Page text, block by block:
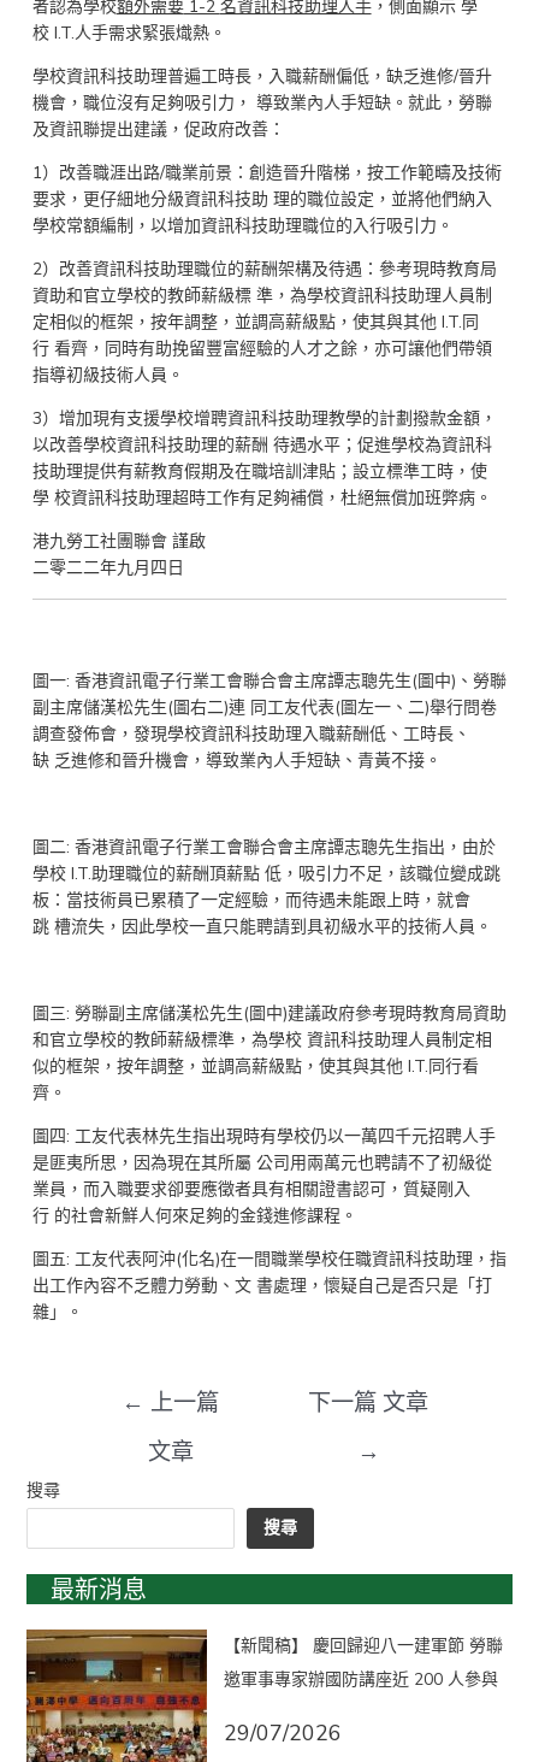
者認為學校額外需要1-2 名資訊科技助理人手，側面顯示 學
校 I.T.人手需求緊張熾熱。
學校資訊科技助理普遍工時長，入職薪酬偏低，缺乏進修/晉升
機會，職位沒有足夠吸引力， 導致業內人手短缺。就此，勞聯
及資訊聯提出建議，促政府改善：
1）改善職涯出路/職業前景：創造晉升階梯，按工作範疇及技術
要求，更仔細地分級資訊科技助 理的職位設定，並將他們納入
學校常額編制，以增加資訊科技助理職位的入行吸引力。
2）改善資訊科技助理職位的薪酬架構及待遇：參考現時教育局
資助和官立學校的教師薪級標 準，為學校資訊科技助理人員制
定相似的框架，按年調整，並調高薪級點，使其與其他 I.T.同
行 看齊，同時有助挽留豐富經驗的人才之餘，亦可讓他們帶領
指導初級技術人員。
3）增加現有支援學校增聘資訊科技助理教學的計劃撥款金額，
以改善學校資訊科技助理的薪酬 待遇水平；促進學校為資訊科
技助理提供有薪教育假期及在職培訓津貼；設立標準工時，使
學 校資訊科技助理超時工作有足夠補償，杜絕無償加班弊病。
港九勞工社團聯會 謹啟
二零二二年九月四日
圖一: 香港資訊電子行業工會聯合會主席譚志聰先生(圖中)、勞聯
副主席儲漢松先生(圖右二)連 同工友代表(圖左一、二)舉行問卷
調查發佈會，發現學校資訊科技助理入職薪酬低、工時長、
缺 乏進修和晉升機會，導致業內人手短缺、青黃不接。
圖二: 香港資訊電子行業工會聯合會主席譚志聰先生指出，由於
學校 I.T.助理職位的薪酬頂薪點 低，吸引力不足，該職位變成跳
板：當技術員已累積了一定經驗，而待遇未能跟上時，就會
跳 槽流失，因此學校一直只能聘請到具初級水平的技術人員。
圖三: 勞聯副主席儲漢松先生(圖中)建議政府參考現時教育局資助
和官立學校的教師薪級標準，為學校 資訊科技助理人員制定相
似的框架，按年調整，並調高薪級點，使其與其他 I.T.同行看
齊。
圖四: 工友代表林先生指出現時有學校仍以一萬四千元招聘人手
是匪夷所思，因為現在其所屬 公司用兩萬元也聘請不了初級從
業員，而入職要求卻要應徵者具有相關證書認可，質疑剛入
行 的社會新鮮人何來足夠的金錢進修課程。
圖五: 工友代表阿沖(化名)在一間職業學校任職資訊科技助理，指
出工作內容不乏體力勞動、文 書處理，懷疑自己是否只是「打
雜」。
← 上一篇
文章
下一篇 文章
→
搜尋
搜尋
最新消息
【新聞稿】 慶回歸迎八一建軍節 勞聯
邀軍事專家辦國防講座近 200 人參與
29/07/2026